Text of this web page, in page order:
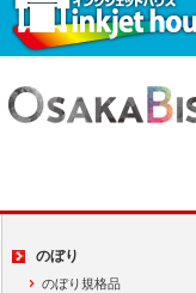
のぼり
のぼり規格品